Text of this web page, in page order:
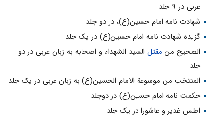
عربی در ۹ جلد
شهادت نامه امام حسین(ع)، در دو جلد
گزیده شهادت نامه امام حسین(ع) در یک جلد
الصحیح من مقتلالسید الشهداء و اصحابه به زبان عربی در دو
جلد
المنتخب من موسوعة الامام الحسین(ع) به زبان عربی در یک جلد
حکمت نامه امام حسین(ع) در دوجلد
اطلس غدیر و عاشورا در یک جلد